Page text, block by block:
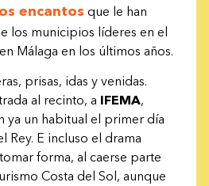
encantos que le han
los municipios líderes en el
Málaga en los últimos años.
prisas, idas y venidas.
al recinto, a IFEMA,
ya un habitual el primer día
Rey. E incluso el drama
forma, al caerse parte
Costa del Sol, aunque